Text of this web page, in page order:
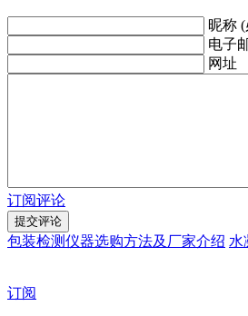
昵称
电子
网址
订阅评论
包装检测仪器选购方法及厂家介绍 水
订阅